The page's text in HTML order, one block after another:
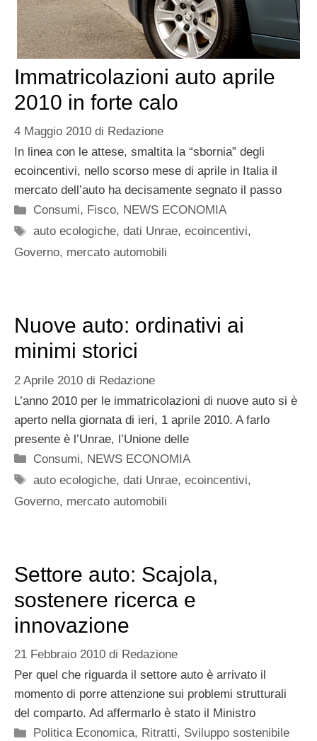
Immatricolazioni auto aprile
2010 in forte calo
4 Maggio 2010 di Redazione
In linea con le attese, smaltita la “sbornia” degli
ecoincentivi, nello scorso mese di aprile in Italia il
mercato dell’auto ha decisamente segnato il passo
Categorie
Consumi, Fisco, NEWS ECONOMIA
Tag
auto ecologiche,dati Unrae,ecoincentivi,
Governo, mercato automobili
Nuove auto: ordinativi ai
minimi storici
2 Aprile 2010 di Redazione
L’anno 2010 per le immatricolazioni di nuove auto si è
aperto nella giornata di ieri, 1 aprile 2010. A farlo
presente è l’Unrae, l’Unione delle
Categorie
Consumi, NEWS ECONOMIA
Tag
auto ecologiche,dati Unrae,ecoincentivi,
Governo, mercato automobili
Settore auto: Scajola,
sostenere ricerca e
innovazione
21 Febbraio 2010 di Redazione
Per quel che riguarda il settore auto è arrivato il
momento di porre attenzione sui problemi strutturali
del comparto. Ad affermarlo è stato il Ministro
Categorie
Politica Economica, Ritratti, Sviluppo sostenibile